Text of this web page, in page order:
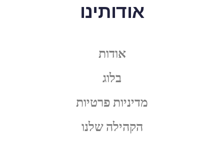
אודותינו
אודות
בלוג
מדיניות פרטיות
הקהילה שלנו